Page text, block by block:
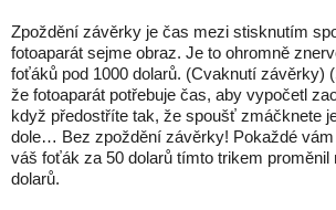
Zpoždění závěrky je čas mezi stisknutím
fotoaparát sejme obraz. Je to ohromně
foťáků pod 1000 dolarů. (Cvaknutí závěrky)
že fotoaparát potřebuje čas, aby vypočetl
když předostříte tak, že spoušť zmáčknete
dole… Bez zpoždění závěrky! Pokaždé
váš foťák za 50 dolarů tímto trikem proměnil
dolarů.